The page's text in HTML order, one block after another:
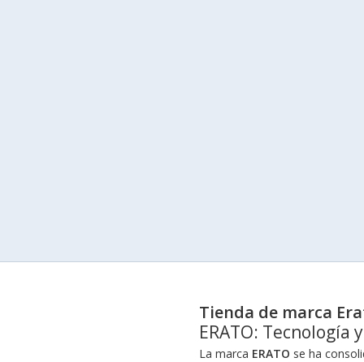
Tienda de marca
ERATO: Tecnología
La marca ERATO se ha